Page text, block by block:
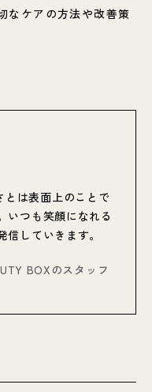
なケアの方法や改善策
とは表面上のことで
いつも笑顔になれる
していきます。
BOXのスタッフ